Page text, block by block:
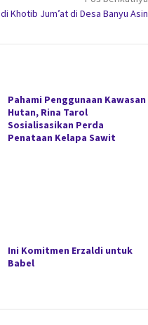
Khotib Jum’at di Desa Banyu Asin
Pahami Penggunaan Kawasan
Hutan, Rina Tarol
Sosialisasikan Perda
Penataan Kelapa Sawit
Ini Komitmen Erzaldi untuk
Babel